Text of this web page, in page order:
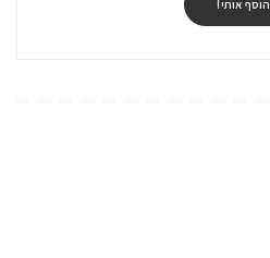
הוסף אותי!